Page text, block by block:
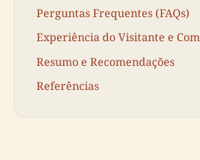
Perguntas Frequentes (FAQs)
Experiência do Visitante e
Resumo e Recomendações
Referências